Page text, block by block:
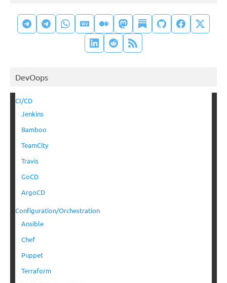
DevOops
CI/CD
Jenkins
Bamboo
TeamCity
Travis
GoCD
ArgoCD
Configuration/Orchestration
Ansible
Chef
Puppet
Terraform